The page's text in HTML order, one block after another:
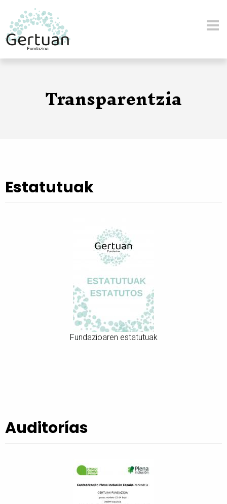
Transparentzia
Estatutuak
Fundazioaren estatutuak
Auditorías